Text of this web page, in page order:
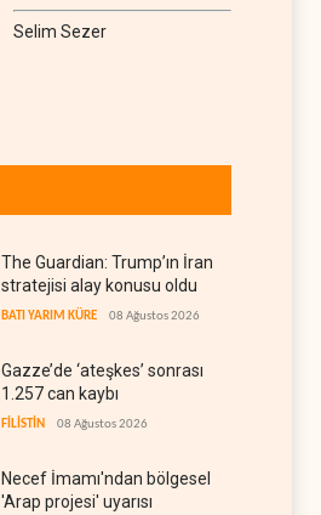
Selim Sezer
The Guardian: Trump’ın İran
stratejisi alay konusu oldu
BATI YARIM KÜRE 08 Ağustos 2026
Gazze’de ‘ateşkes’ sonrası
1.257 can kaybı
FİLİSTİN 08 Ağustos 2026
Necef İmamı'ndan bölgesel
'Arap projesi' uyarısı